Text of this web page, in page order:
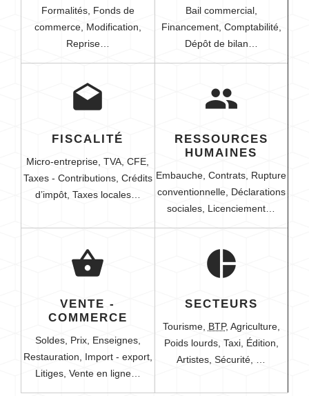
Formalités, Fonds de
commerce, Modification,
Reprise…
Bail commercial,
Financement, Comptabilité,
Dépôt de bilan…
drafts
FISCALITÉ
Micro-entreprise,TVA,CFE,
Taxes - Contributions, Crédits
d’impôt, Taxes locales…
people
RESSOURCES
HUMAINES
Embauche,Contrats, Rupture
conventionnelle, Déclarations
sociales, Licenciement…
shopping_basket
VENTE -
COMMERCE
Soldes, Prix, Enseignes,
Restauration, Import - export,
Litiges, Vente en ligne…
pie_chart
SECTEURS
Tourisme, BTP, Agriculture,
Poids lourds, Taxi, Édition,
Artistes,Sécurité, …